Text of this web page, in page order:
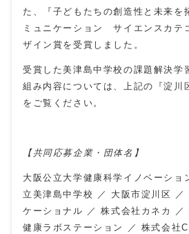
た、『子どもたちの創造性と未来
ミュニケーション サイエンスカテ
ザイン賞を受賞しました。
受賞した美津島中学校の課題解決学
組み内容については、上記の『淀川
をご覧ください。
【共同応募企業・団体名】
大阪公立大学健康科学イノベーショ
立美津島中学校 ／ 大阪市淀川区 ／
ケーショナル ／ 株式会社カネカ ／
健康ラボステーション ／ 株式会社